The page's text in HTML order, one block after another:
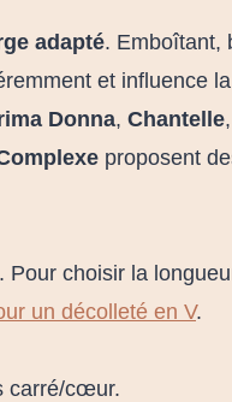
adapté. Emboîtant,
et influence
Donna, Chantelle,
proposent
choisir la
un décolleté en V.
carré/cœur.